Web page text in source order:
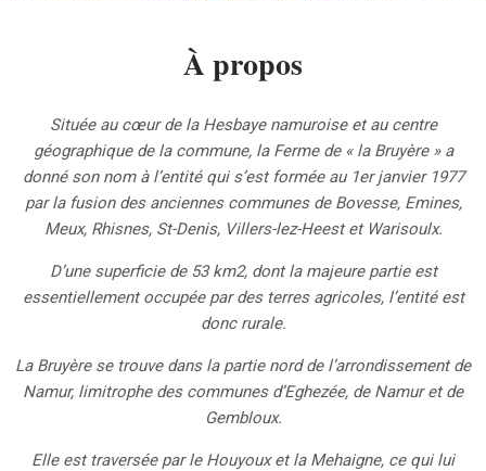
À propos
Située au cœur de la Hesbaye namuroise et au centre
géographique de la commune, la Ferme de « la Bruyère » a
donné son nom à l’entité qui s’est formée au 1er janvier 1977
par la fusion des anciennes communes de Bovesse, Emines,
Meux, Rhisnes, St-Denis, Villers-lez-Heest et Warisoulx.
D’une superficie de 53 km2, dont la majeure partie est
essentiellement occupée par des terres agricoles, l’entité est
donc rurale.
La Bruyère se trouve dans la partie nord de l’arrondissement de
Namur, limitrophe des communes d’Eghezée, de Namur et de
Gembloux.
Elle est traversée par le Houyoux et la Mehaigne, ce qui lui